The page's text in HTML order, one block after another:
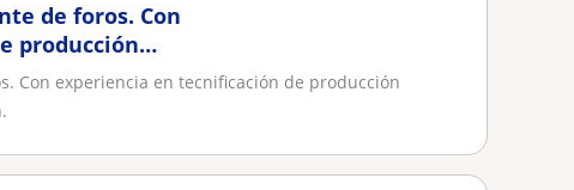
de foros. Con
producción
Con experiencia en tecnificación de producción